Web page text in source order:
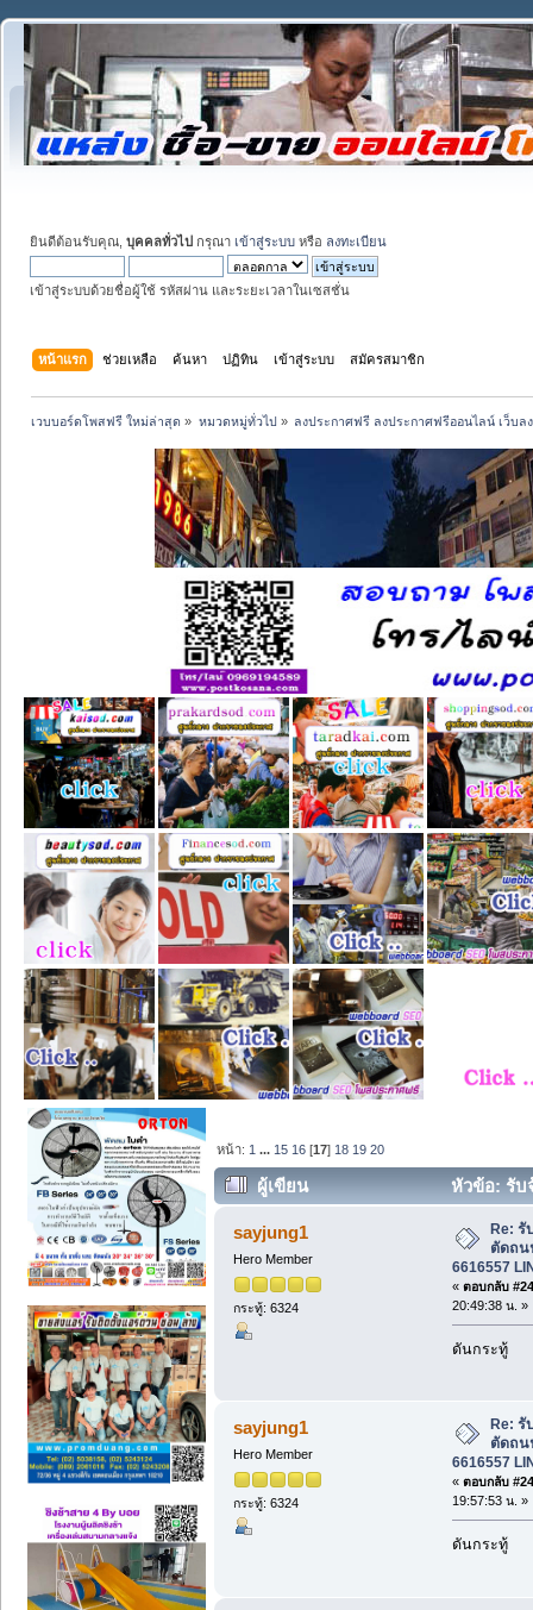
ยินดีต้อนรับคุณ, บุคคลทั่วไป กรุณา เข้าสู่ระบบ หรือ ลงทะเบียน
เข้าสู่ระบบด้วยชื่อผู้ใช้ รหัสผ่าน และระยะเวลาในเซสชั่น
หน้าแรก ช่วยเหลือ ค้นหา ปฏิทิน เข้าสู่ระบบ สมัครสมาชิก
เวบบอร์ดโพสฟรี ใหม่ล่าสุด » หมวดหมู่ทั่วไป» ลงประกาศฟรี ลงประกาศฟรีออนไลน์ เว็บล
หน้า: 1 ... 15 16 [17] 18 19 20
ผู้เขียน
หัวข้อ: รับ
6616557 LINE: manoon10121 (อ่าน
sayjung1
Hero Member
กระทู้: 6324
Re: รั
ตัดถน
6616557
« ตอบกลับ
20:49:38 น. »
ดันกระทู้
sayjung1
Hero Member
กระทู้: 6324
Re: รั
ตัดถน
6616557
« ตอบกลับ
19:57:53 น. »
ดันกระทู้